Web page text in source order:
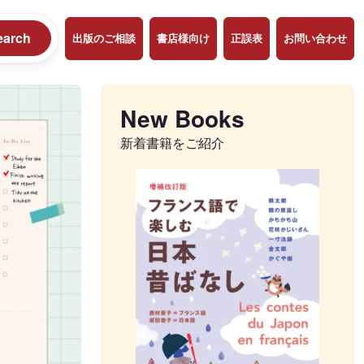
出版のご相談 書店様向け 正誤表 お問い合わせ
New Books
新着書籍をご紹介